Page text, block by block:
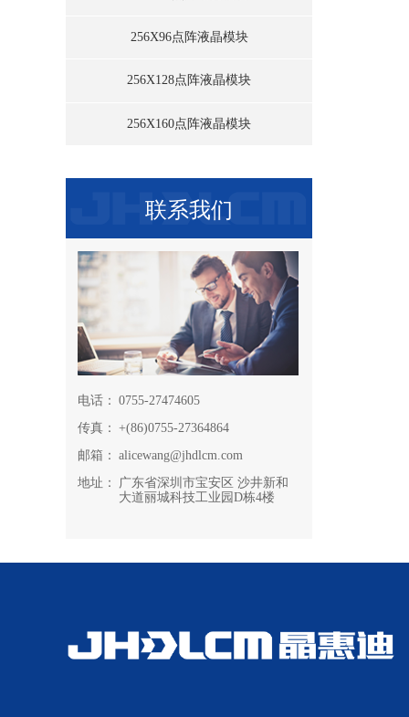
256X96点阵液晶模块
256X128点阵液晶模块
256X160点阵液晶模块
联系我们
电话： 0755-27474605
传真： +(86)0755-27364864
邮箱： alicewang@jhdlcm.com
地址：
广东省深圳市宝安区 沙井新和
大道丽城科技工业园D栋4楼